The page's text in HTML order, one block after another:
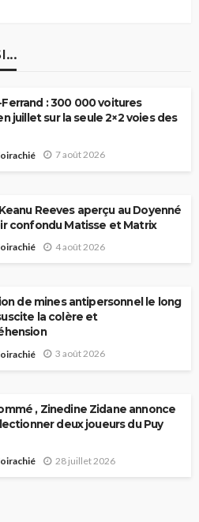
: 300 000 voitures
juillet sur la seule 2×2 voies des
7 août 2026
Reeves aperçu au Doyenné
confondu Matisse et Matrix
4 août 2026
de mines antipersonnel le long
la colère et
3 août 2026
, Zinedine Zidane annonce
deux joueurs du Puy
28 juillet 2026